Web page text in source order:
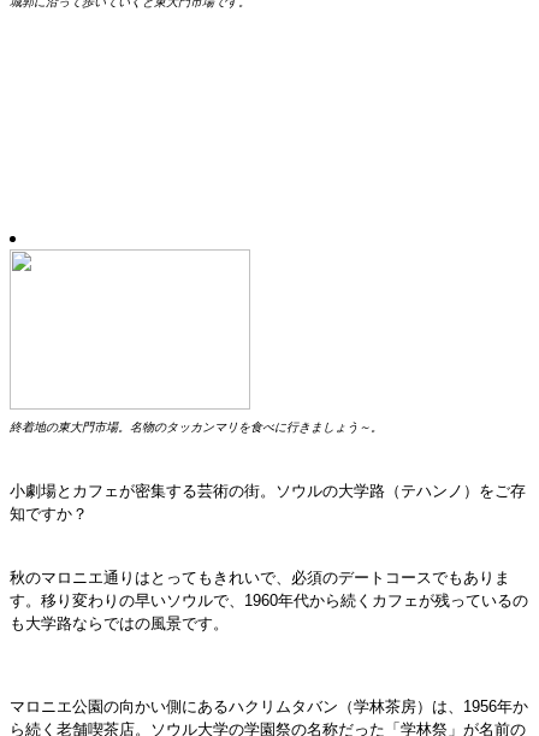
終着地の東大門市場。名物のタッカンマリを食べに行きましょう～。
小劇場とカフェが密集する芸術の街。ソウルの大学路（テハンノ）をご存
知ですか？
秋のマロニエ通りはとってもきれいで、必須のデートコースでもありま
す。移り変わりの早いソウルで、1960年代から続くカフェが残っているの
も大学路ならではの風景です。
マロニエ公園の向かい側にあるハクリムタバン（学林茶房）は、1956年か
ら続く老舗喫茶店。ソウル大学の学園祭の名称だった「学林祭」が名前の